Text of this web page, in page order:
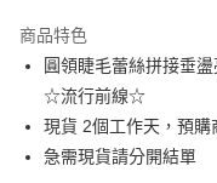
Apple Pay
街口支付
悠遊付
商品特色
圓領睫毛蕾絲拼接垂
☆流行前線☆
現貨 2個工作天，預
急需現貨請分開結單